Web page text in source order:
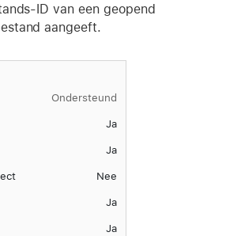
ID van een geopend
aangeeft.
Ondersteund
Ja
Ja
Nee
Ja
Ja